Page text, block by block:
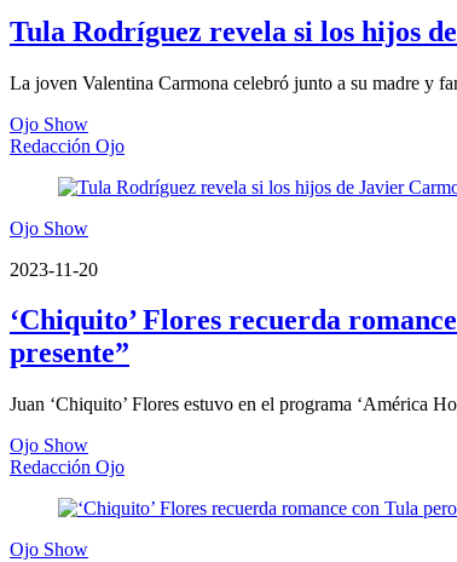
Tula Rodríguez revela si los hijos
La joven Valentina Carmona celebró junto a su madre y
Ojo Show
Redacción Ojo
Ojo Show
2023-11-20
‘Chiquito’ Flores recuerda
presente”
Juan ‘Chiquito’ Flores estuvo en el programa ‘América
Ojo Show
Redacción Ojo
Ojo Show